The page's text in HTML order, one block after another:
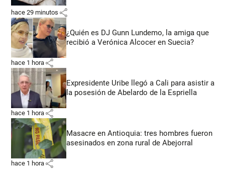
hace 29 minutos share
¿Quién es DJ Gunn Lundemo, la amiga que
recibió a Verónica Alcocer en Suecia?
hace 1 hora share
Expresidente Uribe llegó a Cali para asistir a
la posesión de Abelardo de la Espriella
hace 1 hora share
Masacre en Antioquia: tres hombres fueron
asesinados en zona rural de Abejorral
hace 1 hora share